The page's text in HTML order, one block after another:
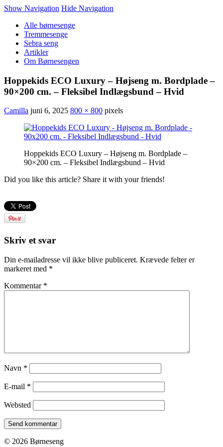
Show Navigation Hide Navigation
Alle børnesenge
Tremmesenge
Sebra seng
Artikler
Om Børnesengen
Hoppekids ECO Luxury – Højseng m. Bordplade –
90×200 cm. – Fleksibel Indlægsbund – Hvid
Camilla juni 6, 2025 800 × 800 pixels
Hoppekids ECO Luxury – Højseng m. Bordplade –
90×200 cm. – Fleksibel Indlægsbund – Hvid
Did you like this article? Share it with your friends!
Skriv et svar
Din e-mailadresse vil ikke blive publiceret. Krævede felter er
markeret med *
Kommentar *
Navn *
E-mail *
Websted
© 2026 Børneseng